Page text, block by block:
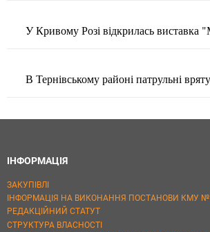
У Кривому Розі відкрилась виставка
В Тернівському районі патрульні
ІНФОРМАЦІЯ
ЗАКУПІВЛІ
ІНФОРМАЦІЯ НА ВИКОНАННЯ ПОСТАНОВИ КМУ №
РЕДАКЦІЙНИЙ СТАТУТ
СТРУКТУРА ВЛАСНОСТІ